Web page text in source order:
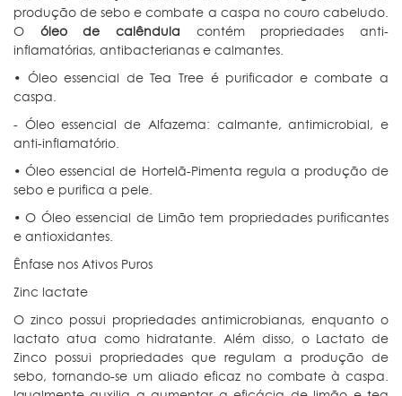
produção de sebo e combate a caspa no couro cabeludo.
O óleo de calêndula contém propriedades anti-
inflamatórias, antibacterianas e calmantes.
• Óleo essencial de Tea Tree é purificador e combate a
caspa.
- Óleo essencial de Alfazema: calmante, antimicrobial, e
anti-inflamatório.
• Óleo essencial de Hortelã-Pimenta regula a produção de
sebo e purifica a pele.
• O Óleo essencial de Limão tem propriedades purificantes
e antioxidantes.
Ênfase nos Ativos Puros
Zinc lactate
O zinco possui propriedades antimicrobianas, enquanto o
lactato atua como hidratante. Além disso, o Lactato de
Zinco possui propriedades que regulam a produção de
sebo, tornando-se um aliado eficaz no combate à caspa.